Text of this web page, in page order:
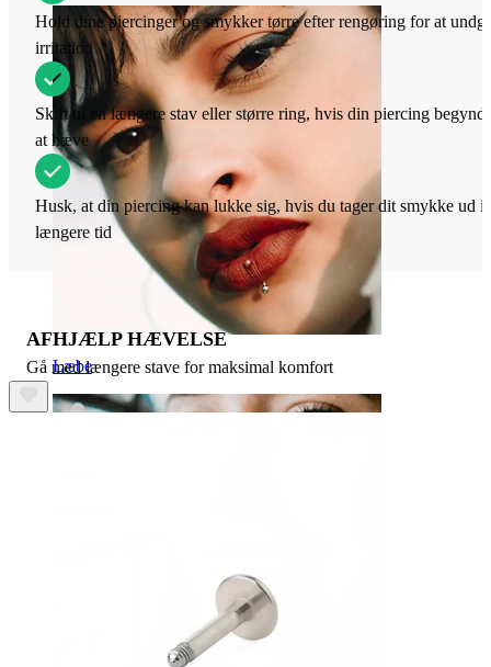
Læbe
Hold dine piercinger og smykker tørre efter rengøring for at
irritation
Skift til en længere stav eller større ring, hvis din piercing
at hæve
Husk, at din piercing kan lukke sig, hvis du tager dit smykke ud i
længere tid
AFHJÆLP HÆVELSE
Gå med længere stave for maksimal komfort